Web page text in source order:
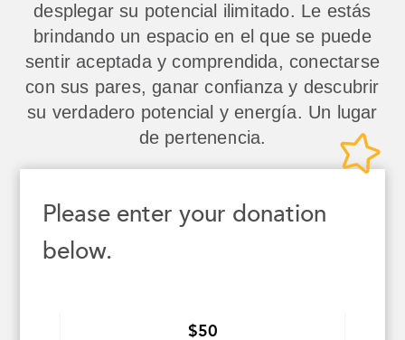
desplegar su potencial ilimitado. Le estás
brindando un espacio en el que se puede
sentir aceptada y comprendida, conectarse
con sus pares, ganar confianza y descubrir
su verdadero potencial y energía. Un lugar
de pertenencia.